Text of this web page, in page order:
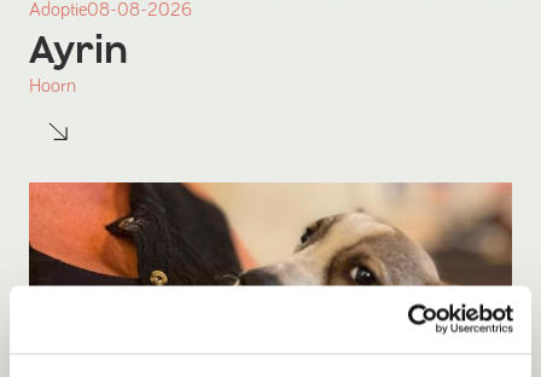
Adoptie08-08-2026
Ayrin
Hoorn